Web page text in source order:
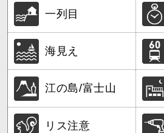
一列目
海見え
江の島/富士山
リス注意